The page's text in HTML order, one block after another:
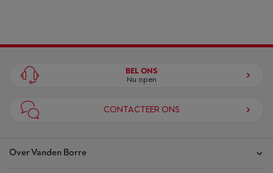
Over Vanden Borre
BEL ONS
Nu open
CONTACTEER ONS